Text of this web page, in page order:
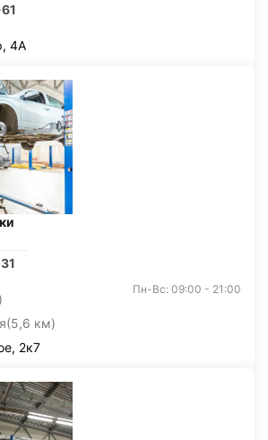
4А
(5,6 км)
Пн-Вс: 09:00 - 21:00
2к7